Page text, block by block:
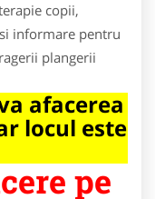
copii,
informare pentru
plangerii
afacerea
locul este
pe